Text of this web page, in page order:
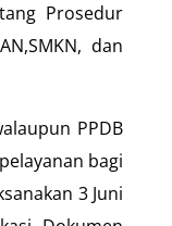
Prosedur
dan
PPDB
bagi
3 Juni